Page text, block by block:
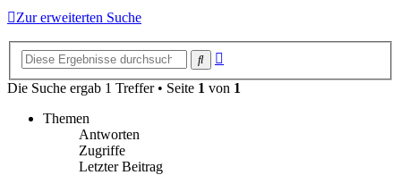
Zur erweiterten Suche
Suche
Die Suche ergab 1 Treffer • Seite 1 von 1
Themen
Antworten
Zugriffe
Letzter Beitrag